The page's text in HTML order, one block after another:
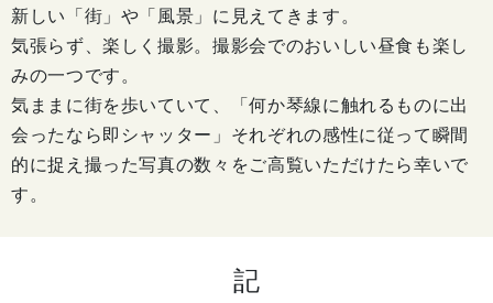
新しい「街」や「風景」に見えてきます。
気張らず、楽しく撮影。撮影会でのおいしい昼食も楽し
みの一つです。
気ままに街を歩いていて、「何か琴線に触れるものに出
会ったなら即シャッター」それぞれの感性に従って瞬間
的に捉え撮った写真の数々をご高覧いただけたら幸いで
す。
記